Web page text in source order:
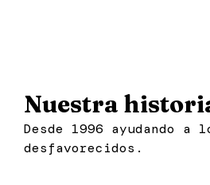
Nuestra
Desde 1996 ayudando a
desfavorecidos.